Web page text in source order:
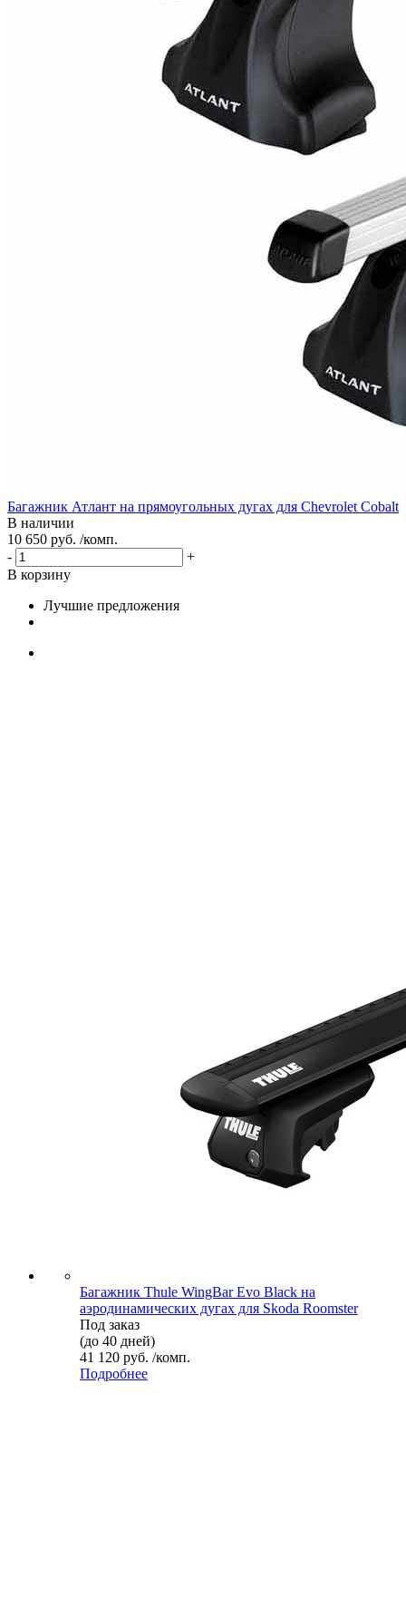
Багажник Атлант на прямоугольных дугах для Chevrolet Cobalt
В наличии
10 650 руб. /комп.
-
+
В корзину
Лучшие предложения
Багажник Thule WingBar Evo Black на
аэродинамических дугах для Skoda Roomster
Под заказ
(до 40 дней)
41 120 руб. /комп.
Подробнее